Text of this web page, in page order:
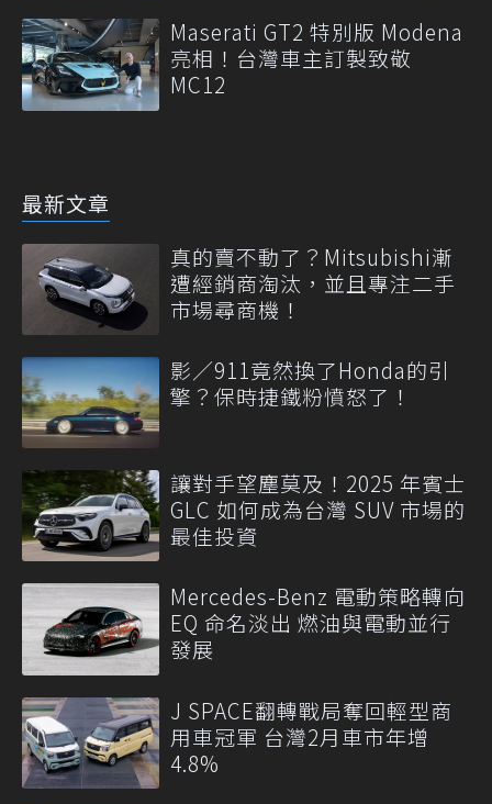
Maserati GT2 特別版 Modena
亮相！台灣車主訂製致敬
MC12
最新文章
真的賣不動了？Mitsubishi漸
遭經銷商淘汰，並且專注二手
市場尋商機！
影／911竟然換了Honda的引
擎？保時捷鐵粉憤怒了！
讓對手望塵莫及！2025 年賓士
GLC 如何成為台灣 SUV 市場的
最佳投資
Mercedes-Benz 電動策略轉向
EQ 命名淡出 燃油與電動並行
發展
J SPACE翻轉戰局奪回輕型商
用車冠軍 台灣2月車市年增
4.8%